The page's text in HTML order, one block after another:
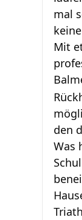
mal
Mit
den
Was